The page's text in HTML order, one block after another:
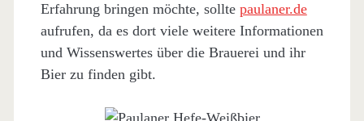
Erfahrung bringen möchte, sollte paulaner.de
aufrufen, da es dort viele weitere Informationen
und Wissenswertes über die Brauerei und ihr
Bier zu finden gibt.